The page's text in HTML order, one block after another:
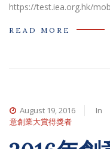
https://test.iea.org.hk/
READ MORE
August 19, 2016 In
意創業大賞得獎者